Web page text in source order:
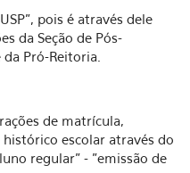
pois é através dele
da Seção de Pós-
Pró-Reitoria.
de matrícula,
escolar através do
regular" - "emissão de